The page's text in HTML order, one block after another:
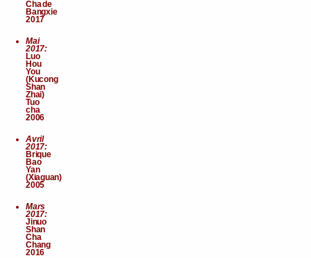
Cha de
Bangxie
2017
Mai
2017:
Luo
Hou
You
(Kucong
Shan
Zhai)
Tuo
cha
2006
Avril
2017:
Brique
Bao
Yan
(Xiaguan)
2005
Mars
2017:
Jinuo
Shan
Cha
Chang
2016